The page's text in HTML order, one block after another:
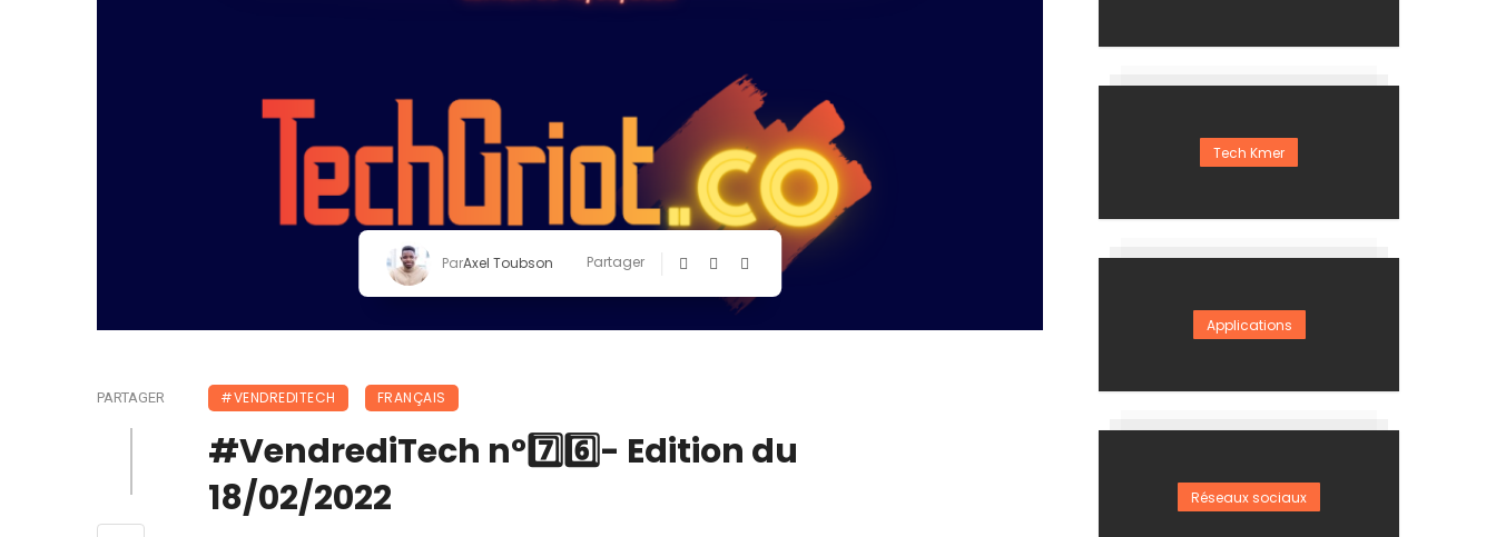
ParAxel Toubson Partager
PARTAGER #VENDREDITECH FRANÇAIS
#VendrediTech n°7️⃣6️⃣- Edition du
18/02/2022
Tech Kmer
Applications
Réseaux sociaux